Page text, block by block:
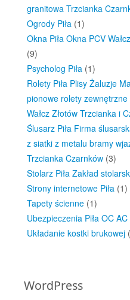
granitowa Trzcianka
Ogrody Piła (1)
Okna Piła Okna PCV
(9)
Psycholog Piła (1)
Rolety Piła Plisy Żaluzje
pionowe rolety
Wałcz Złotów Trzcianka i
Ślusarz Piła Firma
z siatki z metalu bramy
Trzcianka Czarnków (3)
Stolarz Piła Zakład
Strony internetowe Piła (1)
Tapety ścienne (1)
Ubezpieczenia Piła OC
Układanie kostki brukowej
WordPress